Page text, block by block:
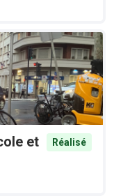
et
Réalisé